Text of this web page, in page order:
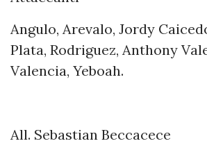
Angulo, Arevalo, Jordy
Plata, Rodriguez, Anthony
Valencia, Yeboah.
All. Sebastian Beccacece